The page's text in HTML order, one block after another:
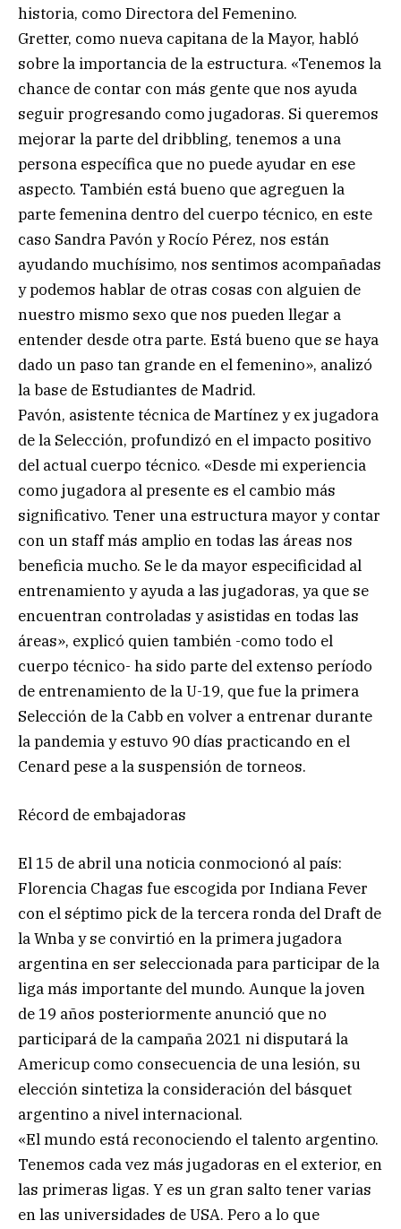
historia, como Directora del Femenino.
Gretter, como nueva capitana de la Mayor, habló
sobre la importancia de la estructura. «Tenemos la
chance de contar con más gente que nos ayuda
seguir progresando como jugadoras. Si queremos
mejorar la parte del dribbling, tenemos a una
persona específica que no puede ayudar en ese
aspecto. También está bueno que agreguen la
parte femenina dentro del cuerpo técnico, en este
caso Sandra Pavón y Rocío Pérez, nos están
ayudando muchísimo, nos sentimos acompañadas
y podemos hablar de otras cosas con alguien de
nuestro mismo sexo que nos pueden llegar a
entender desde otra parte. Está bueno que se haya
dado un paso tan grande en el femenino», analizó
la base de Estudiantes de Madrid.
Pavón, asistente técnica de Martínez y ex jugadora
de la Selección, profundizó en el impacto positivo
del actual cuerpo técnico. «Desde mi experiencia
como jugadora al presente es el cambio más
significativo. Tener una estructura mayor y contar
con un staff más amplio en todas las áreas nos
beneficia mucho. Se le da mayor especificidad al
entrenamiento y ayuda a las jugadoras, ya que se
encuentran controladas y asistidas en todas las
áreas», explicó quien también -como todo el
cuerpo técnico- ha sido parte del extenso período
de entrenamiento de la U-19, que fue la primera
Selección de la Cabb en volver a entrenar durante
la pandemia y estuvo 90 días practicando en el
Cenard pese a la suspensión de torneos.
Récord de embajadoras
El 15 de abril una noticia conmocionó al país:
Florencia Chagas fue escogida por Indiana Fever
con el séptimo pick de la tercera ronda del Draft de
la Wnba y se convirtió en la primera jugadora
argentina en ser seleccionada para participar de la
liga más importante del mundo. Aunque la joven
de 19 años posteriormente anunció que no
participará de la campaña 2021 ni disputará la
Americup como consecuencia de una lesión, su
elección sintetiza la consideración del básquet
argentino a nivel internacional.
«El mundo está reconociendo el talento argentino.
Tenemos cada vez más jugadoras en el exterior, en
las primeras ligas. Y es un gran salto tener varias
en las universidades de USA. Pero a lo que